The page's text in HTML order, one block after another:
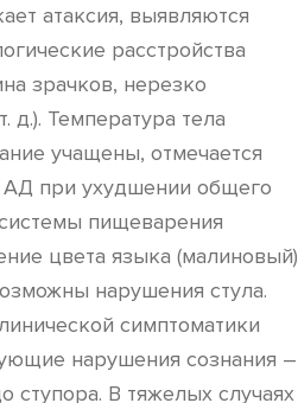
атаксия, выявляются
расстройства
зрачков, нерезко
Температура тела
учащены, отмечается
при ухудшении общего
пищеварения
цвета языка (малиновый)
нарушения стула.
симптоматики
нарушения сознания –
ступора. В тяжелых случаях